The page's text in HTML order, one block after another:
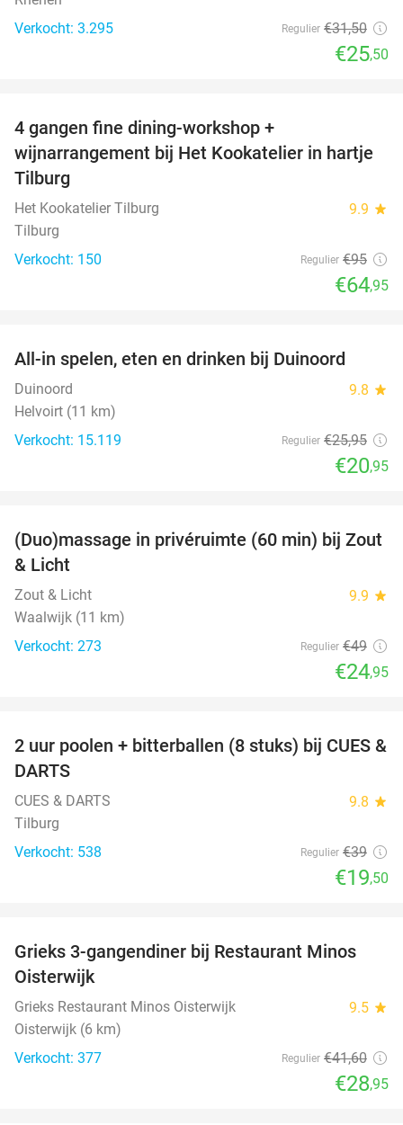
Verkocht: 3.295
Regulier €31,50
€25,50
4 gangen fine dining-workshop +
wijnarrangement bij Het Kookatelier in hartje
Tilburg
Het Kookatelier Tilburg 9.9 star
Tilburg
Verkocht: 150
Regulier €95
€64,95
All-in spelen, eten en drinken bij Duinoord
Duinoord 9.8 star
Helvoirt (11 km)
Verkocht: 15.119
Regulier €25,95
€20,95
49%
(Duo)massage in privéruimte (60 min) bij Zout
& Licht
Zout & Licht 9.9 star
Waalwijk (11 km)
Verkocht: 273
Regulier €49
€24,95
50%
2 uur poolen + bitterballen (8 stuks) bij CUES &
DARTS
CUES & DARTS 9.8 star
Tilburg
Verkocht: 538
Regulier €39
€19,50
30%
Grieks 3-gangendiner bij Restaurant Minos
Oisterwijk
Grieks Restaurant Minos Oisterwijk 9.5 star
Oisterwijk (6 km)
Verkocht: 377
Regulier €41,60
€28,95